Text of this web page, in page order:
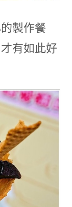
製作餐
有如此好